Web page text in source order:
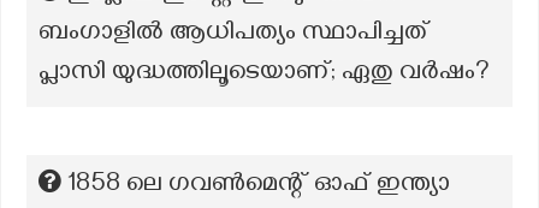
ബംഗാളിൽ ആധിപത്യം സ്ഥാപിച്ചത്
പ്ലാസി യുദ്ധത്തിലൂടെയാണ്; ഏതു വർഷം?
1858 ലെ ഗവൺമെന്റ് ഓഫ് ഇന്ത്യാ